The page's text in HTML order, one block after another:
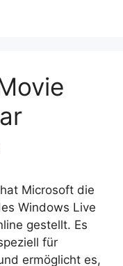
Microsoft die
Windows Live
gestellt. Es
für
ermöglicht es,